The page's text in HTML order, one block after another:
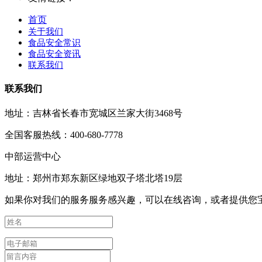
首页
关于我们
食品安全常识
食品安全资讯
联系我们
联系我们
地址：吉林省长春市宽城区兰家大街3468号
全国客服热线：400-680-7778
中部运营中心
地址：郑州市郑东新区绿地双子塔北塔19层
如果你对我们的服务服务感兴趣，可以在线咨询，或者提供您